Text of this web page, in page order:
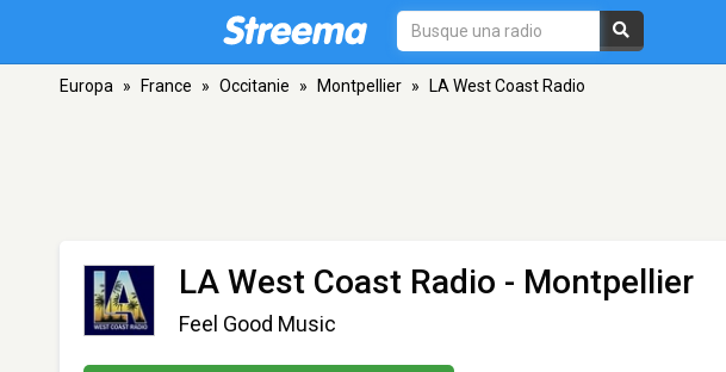
Europa » France » Occitanie » Montpellier » LA West Coast Radio
LA West Coast Radio - Montpellier
Feel Good Music